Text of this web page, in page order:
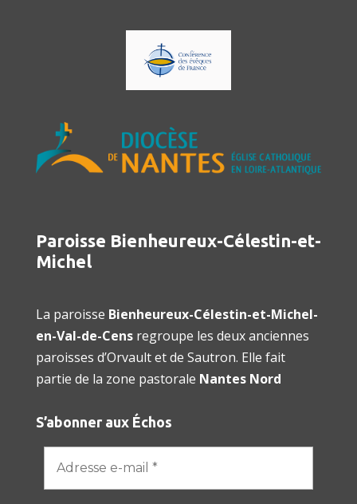
Paroisse Bienheureux-Célestin-et-
Michel
La paroisse Bienheureux-Célestin-et-Michel-
en-Val-de-Censregroupe les deux anciennes
paroisses d’Orvault et de Sautron. Elle fait
partie de la zone pastorale Nantes Nord
S’abonner aux Échos